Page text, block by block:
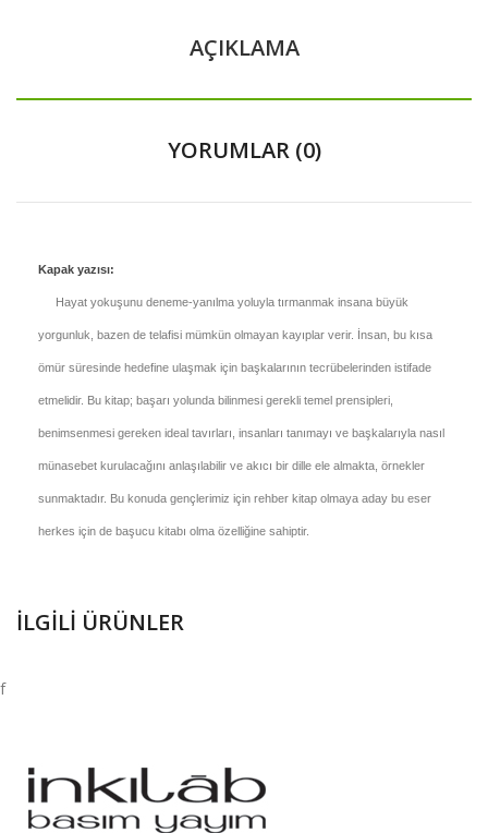
AÇIKLAMA
YORUMLAR (0)
Kapak yazısı:
Hayat yokuşunu deneme-yanılma yoluyla tırmanmak insana büyük
yorgunluk, bazen de telafisi mümkün olmayan kayıplar verir. İnsan, bu kısa
ömür süresinde hedefine ulaşmak için başkalarının tecrübelerinden istifade
etmelidir. Bu kitap; başarı yolunda bilinmesi gerekli temel prensipleri,
benimsenmesi gereken ideal tavırları, insanları tanımayı ve başkalarıyla nasıl
münasebet kurulacağını anlaşılabilir ve akıcı bir dille ele almakta, örnekler
sunmaktadır. Bu konuda gençlerimiz için rehber kitap olmaya aday bu eser
herkes için de başucu kitabı olma özelliğine sahiptir.
İLGILI ÜRÜNLER
f